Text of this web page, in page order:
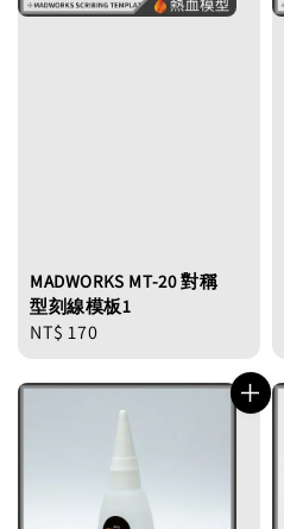
MADWORKS MT-20 對稱
型刻線模板1
Regular
NT$ 170